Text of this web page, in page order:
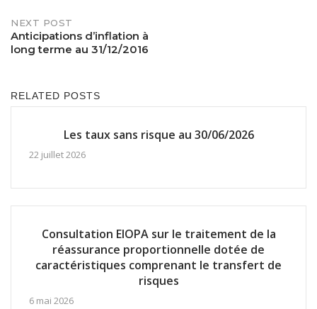
NEXT POST
Anticipations d’inflation à
long terme au 31/12/2016
RELATED POSTS
Les taux sans risque au 30/06/2026
22 juillet 2026
Consultation EIOPA sur le traitement de la
réassurance proportionnelle dotée de
caractéristiques comprenant le transfert de
risques
6 mai 2026